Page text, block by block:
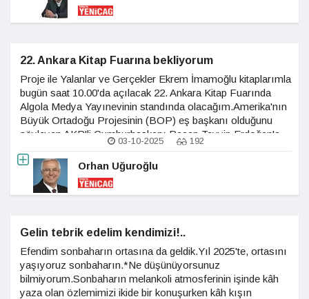
22. Ankara Kitap Fuarına bekliyorum
Proje ile Yalanlar ve Gerçekler Ekrem İmamoğlu kitaplarımla
bugün saat 10.00'da açılacak 22. Ankara Kitap Fuarında
Algola Medya Yayınevinin standında olacağım.Amerika'nın
Büyük Ortadoğu Projesinin (BOP) eş başkanı olduğunu
söyleyen AKP'li Cumhurbaşkanı Recep Tayyip Erdoğan'a
muhalefet liderlerinin verdiği desteği
03-10-2025 192
Orhan Uğuroğlu
Gelin tebrik edelim kendimizi!..
Efendim sonbaharın ortasına da geldik.Yıl 2025'te, ortasını
yaşıyoruz sonbaharın.*Ne düşünüyorsunuz
bilmiyorum.Sonbaharın melankoli atmosferinin işinde kâh
yaza olan özlemimizi ikide bir konuşurken kâh kışın